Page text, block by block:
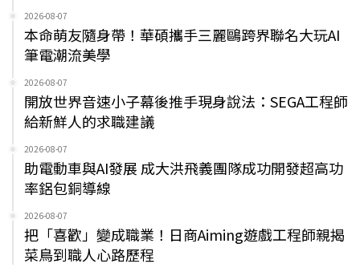
2026-08-07
本命萌友隨身帶！華碩攜手三麗鷗跨界聯名大玩AI
筆電潮流美學
2026-08-07
開放世界音速小子幕後推手現身說法：SEGA工程師
給新鮮人的求職建議
2026-08-07
助電動車與AI發展 成大洪飛義團隊成功開發超高功
率鋁包銅導線
2026-08-07
把「喜歡」變成職業！日商Aiming遊戲工程師親揭
菜鳥到職人心路歷程